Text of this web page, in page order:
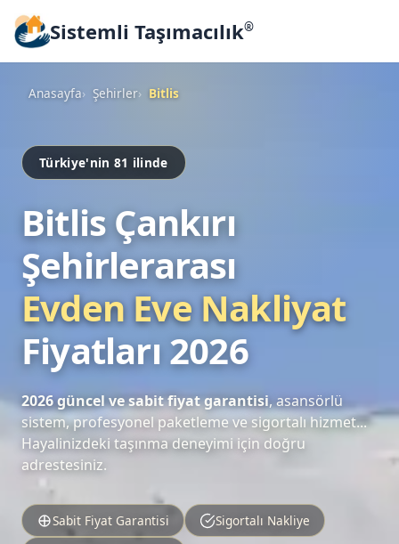
Sistemli Taşımacılık®
Anasayfa Şehirler Bitlis
Türkiye'nin 81 ilinde
Bitlis Çankırı
Şehirlerarası
Evden Eve Nakliyat
Fiyatları 2026
2026 güncel ve sabit fiyat garantisi, asansörlü
sistem, profesyonel paketleme ve sigortalı hizmet...
Hayalinizdeki taşınma deneyimi için doğru
adrestesiniz.
Sabit Fiyat Garantisi
Sigortalı Nakliye